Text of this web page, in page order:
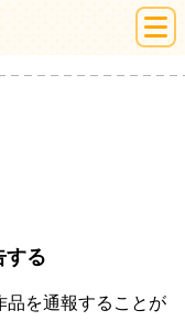
絵本ひろば
する
品を通報することが